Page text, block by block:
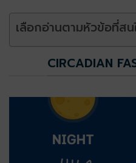
เลือกอ่านตามหัวข้อที่สน
CIRCADIAN